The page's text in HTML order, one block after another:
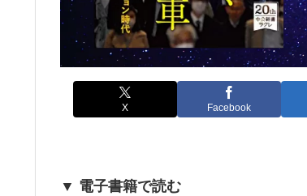
X Facebook
▼ 電子書籍で読む